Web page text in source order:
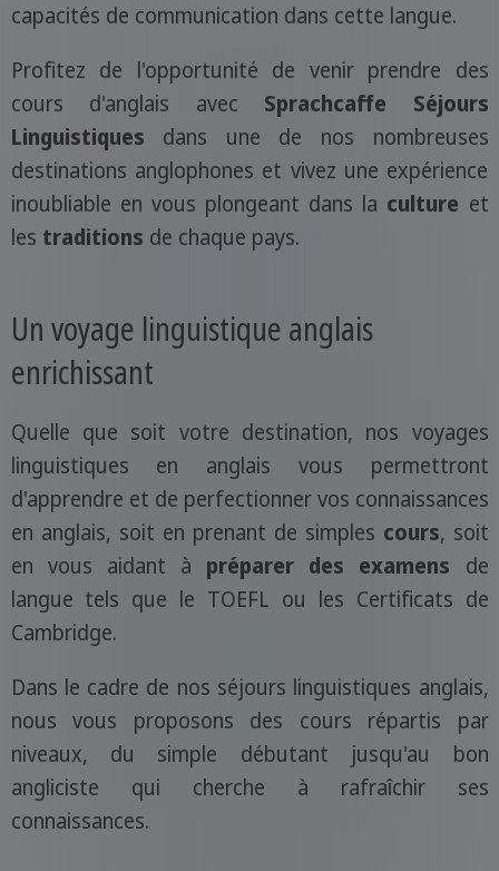
capacités de communication dans cette langue.
Profitez de l'opportunité de venir prendre des
cours d'anglais avec Sprachcaffe Séjours
Linguistiques dans une de nos nombreuses
destinations anglophones et vivez une expérience
inoubliable en vous plongeant dans la culture et
les traditions de chaque pays.
Un voyage linguistique anglais
enrichissant
Quelle que soit votre destination, nos voyages
linguistiques en anglais vous permettront
d'apprendre et de perfectionner vos connaissances
en anglais, soit en prenant de simples cours, soit
en vous aidant à préparer des examens de
langue tels que le TOEFL ou les Certificats de
Cambridge.
Dans le cadre de nos séjours linguistiques anglais,
nous vous proposons des cours répartis par
niveaux, du simple débutant jusqu'au bon
angliciste qui cherche à rafraîchir ses
connaissances.